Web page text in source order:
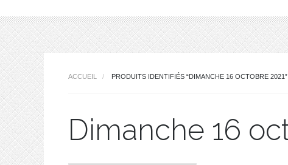
ACCUEIL PRODUITS IDENTIFIÉS “DIMANCHE 16 OCTOBRE 2021”
Dimanche 16